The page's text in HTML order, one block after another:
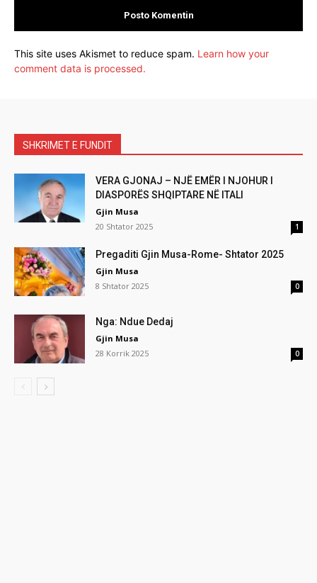
This site uses Akismet to reduce spam. Learn how your
comment data is processed.
SHKRIMET E FUNDIT
VERA GJONAJ – NJË EMËR I NJOHUR I
DIASPORËS SHQIPTARE NË ITALI
Gjin Musa
20 Shtator 2025
1
Pregaditi Gjin Musa-Rome- Shtator 2025
Gjin Musa
8 Shtator 2025
0
Nga: Ndue Dedaj
Gjin Musa
28 Korrik 2025
0